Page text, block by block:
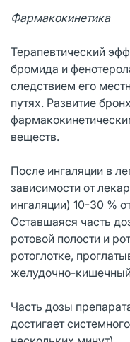
Фармакокинетика
Терапевтический
бромида и
следствием его
путях. Развитие
веществ.
После ингаляции в
зависимости от
ингаляции) 10-30 %
Оставшаяся часть
ротовой полости и
ротоглотке,
желудочно-кишечный
Часть дозы
достигает